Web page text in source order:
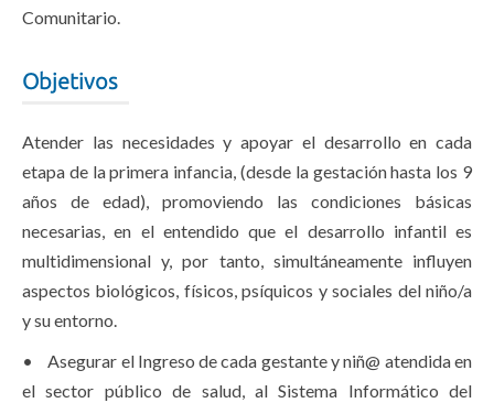
Comunitario.
Objetivos
Atender las necesidades y apoyar el desarrollo en cada
etapa de la primera infancia, (desde la gestación hasta los 9
años de edad), promoviendo las condiciones básicas
necesarias, en el entendido que el desarrollo infantil es
multidimensional y, por tanto, simultáneamente influyen
aspectos biológicos, físicos, psíquicos y sociales del niño/a
y su entorno.
• Asegurar el Ingreso de cada gestante y niñ@ atendida en
el sector público de salud, al Sistema Informático del